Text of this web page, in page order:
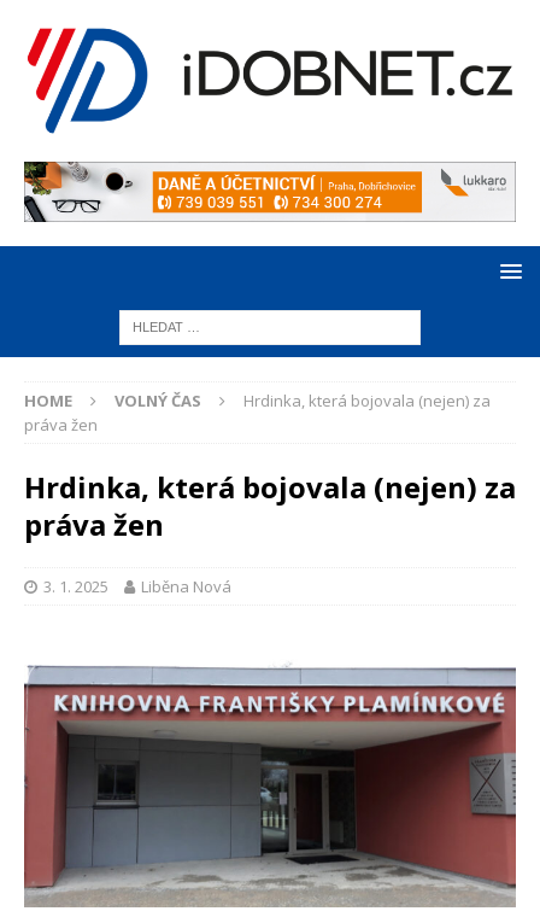
HOME VOLNÝ ČAS
Hrdinka, která bojovala (nejen) za
práva žen
Hrdinka, která bojovala (nejen) za
práva žen
3. 1. 2025 Liběna Nová